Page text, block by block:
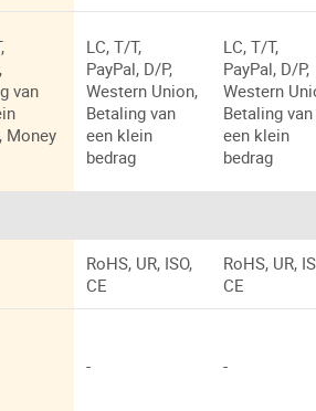
van
Money
LC, T/T,
PayPal, D/P,
Western Union,
Betaling van
een klein
bedrag
LC, T/T,
PayPal, D/P,
Western
Betaling van
een klein
bedrag
RoHS, UR, ISO,
CE
RoHS, UR,
CE
- -